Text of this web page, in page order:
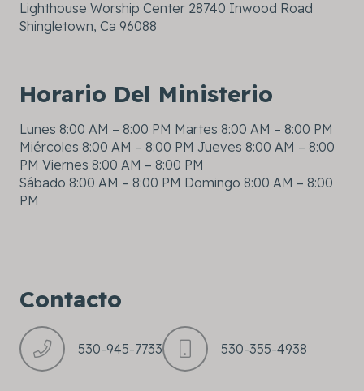
Lighthouse Worship Center 28740 Inwood Road
Shingletown, Ca 96088
Horario Del Ministerio
Lunes 8:00 AM – 8:00 PM Martes 8:00 AM – 8:00 PM
Miércoles 8:00 AM – 8:00 PM Jueves 8:00 AM – 8:00
PM Viernes 8:00 AM – 8:00 PM
Sábado 8:00 AM – 8:00 PM Domingo 8:00 AM – 8:00
PM
Contacto
530-945-7733 530-355-4938